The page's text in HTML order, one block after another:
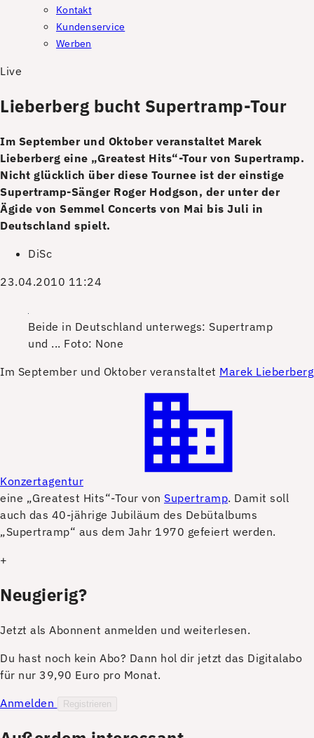
Kontakt
Kundenservice
Werben
Live
Lieberberg bucht Supertramp-Tour
Im September und Oktober veranstaltet Marek
Lieberberg eine „Greatest Hits“-Tour von Supertramp.
Nicht glücklich über diese Tournee ist der einstige
Supertramp-Sänger Roger Hodgson, der unter der
Ägide von Semmel Concerts von Mai bis Juli in
Deutschland spielt.
DiSc
23.04.2010 11:24
Beide in Deutschland unterwegs: Supertramp
und ... Foto: None
Im September und Oktober veranstaltet Marek Lieberberg
Konzertagentur
eine „Greatest Hits“-Tour von Supertramp. Damit soll
auch das 40-jährige Jubiläum des Debütalbums
„Supertramp“ aus dem Jahr 1970 gefeiert werden.
+
Neugierig?
Jetzt als Abonnent anmelden und weiterlesen.
Du hast noch kein Abo? Dann hol dir jetzt das Digitalabo
für nur 39,90 Euro pro Monat.
Anmelden
Registrieren